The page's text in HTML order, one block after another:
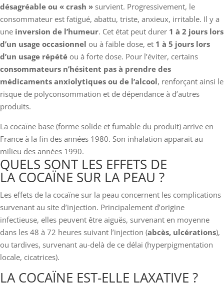
désagréable ou « crash » survient. Progressivement, le
consommateur est fatigué, abattu, triste, anxieux, irritable. Il y a
une inversion de l’humeur. Cet état peut durer 1 à 2 jours lors
d’un usage occasionnel ou à faible dose, et 1 à 5 jours lors
d’un usage répété ou à forte dose. Pour l’éviter, certains
consommateurs n’hésitent pas à prendre des
médicaments anxiolytiques ou de l’alcool, renforçant ainsi le
risque de polyconsommation et de dépendance à d’autres
produits.
La cocaïne base (forme solide et fumable du produit) arrive en
France à la fin des années 1980. Son inhalation apparait au
milieu des années 1990.
QUELS SONT LES EFFETS DE
LA COCAÏNE SUR LA PEAU ?
Les effets de la cocaïne sur la peau concernent les complications
survenant au site d’injection. Principalement d’origine
infectieuse, elles peuvent être aiguës, survenant en moyenne
dans les 48 à 72 heures suivant l’injection (abcès, ulcérations),
ou tardives, survenant au-delà de ce délai (hyperpigmentation
locale, cicatrices).
LA COCAÏNE EST-ELLE LAXATIVE ?